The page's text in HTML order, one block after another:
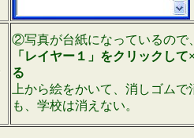
②写真が台紙になっているので
「レイヤー１」をクリックして
る
上から絵をかいて、消しゴムで
も、学校は消えない。